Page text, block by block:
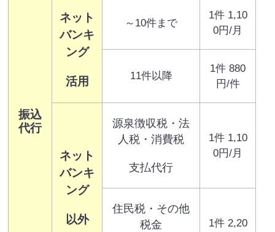
振込
代行
ネット
バンキ
ング
活用
～10件まで
1件 1,10
0円/月
11件以降
1件 880
円/件
ネット
バンキ
ング
以外
源泉徴収税・法
人税・消費税
支払代行
1件 1,10
0円/月
住民税・その他
税金
1件 2,20